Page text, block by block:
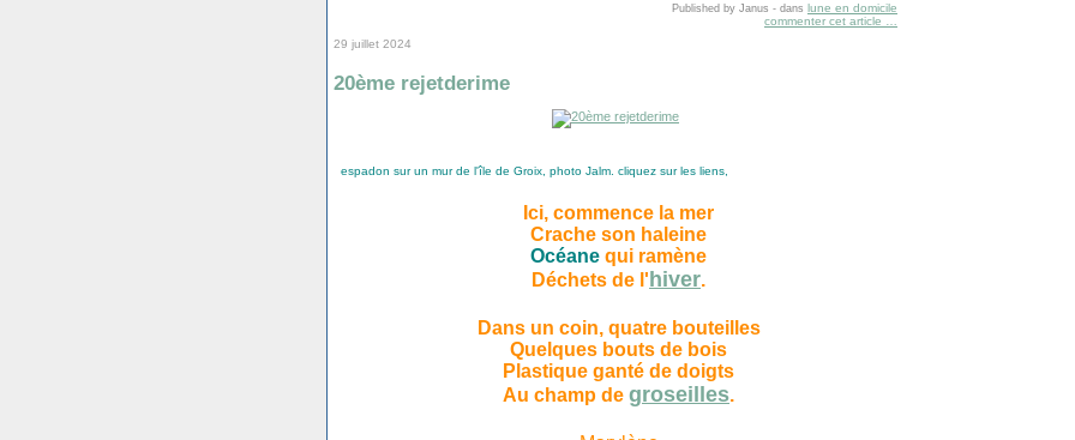
Published by Janus - dans lune en domicile
commenter cet article …
29 juillet 2024
20ème rejetderime
espadon sur un mur de l'île de Groix, photo Jalm. cliquez sur les liens,
Ici, commence la mer
Crache son haleine
Océane qui ramène
Déchets de l' hiver.
Dans un coin, quatre bouteilles
Quelques bouts de bois
Plastique ganté de doigts
Au champ de groseilles.